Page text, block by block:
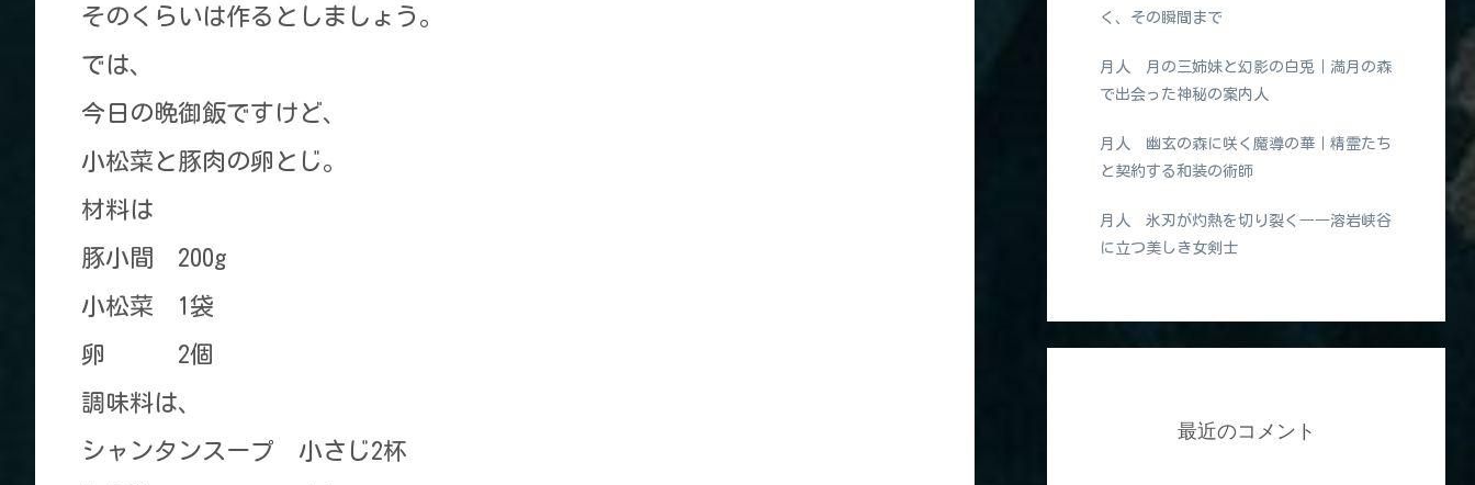
そのくらいは作るとしましょう。
では、
今日の晩御飯ですけど、
小松菜と豚肉の卵とじ。
材料は
豚小間 200g
小松菜 1袋
卵 2個
調味料は、
シャンタンスープ 小さじ2杯
く、その瞬間まで
月人 月の三姉妹と幻影の白兎｜満月の森
で出会った神秘の案内人
月人 幽玄の森に咲く魔導の華｜精霊たち
と契約する和装の術師
月人 氷刃が灼熱を切り裂く――溶岩峡谷
に立つ美しき女剣士
最近のコメント